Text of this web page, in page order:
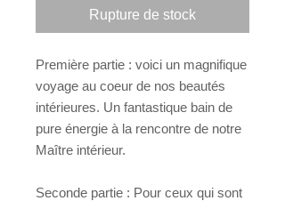
Rupture de stock
Première partie : voici un magnifique
voyage au coeur de nos beautés
intérieures. Un fantastique bain de
pure énergie à la rencontre de notre
Maître intérieur.
Seconde partie : Pour ceux qui sont